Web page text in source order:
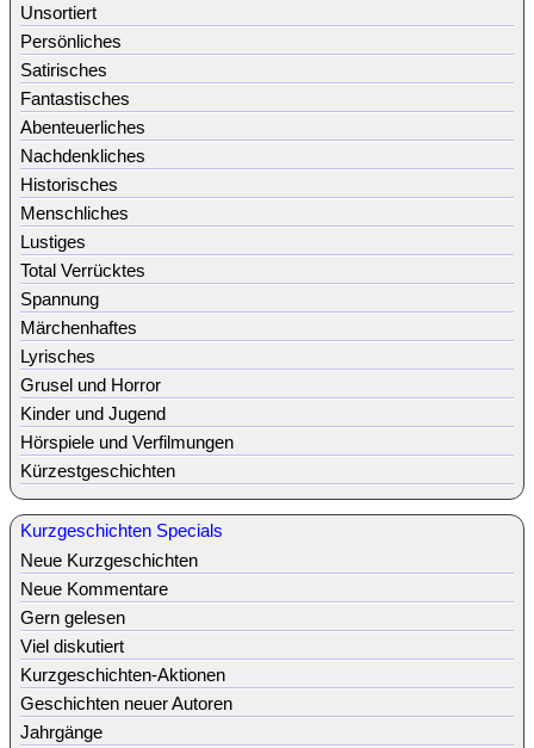
Unsortiert
Persönliches
Satirisches
Fantastisches
Abenteuerliches
Nachdenkliches
Historisches
Menschliches
Lustiges
Total Verrücktes
Spannung
Märchenhaftes
Lyrisches
Grusel und Horror
Kinder und Jugend
Hörspiele und Verfilmungen
Kürzestgeschichten
Kurzgeschichten Specials
Neue Kurzgeschichten
Neue Kommentare
Gern gelesen
Viel diskutiert
Kurzgeschichten-Aktionen
Geschichten neuer Autoren
Jahrgänge